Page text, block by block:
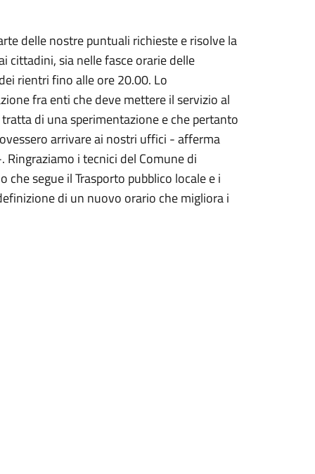
delle nostre puntuali richieste e risolve la
cittadini, sia nelle fasce orarie delle
rientri fino alle ore 20.00. Lo
fra enti che deve mettere il servizio al
di una sperimentazione e che pertanto
arrivare ai nostri uffici - afferma
Ringraziamo i tecnici del Comune di
che segue il Trasporto pubblico locale e i
di un nuovo orario che migliora i